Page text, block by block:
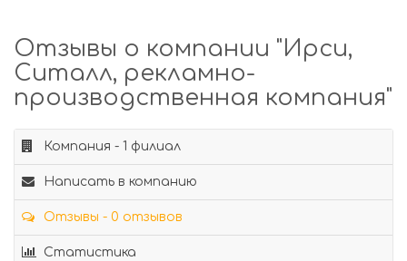
Отзывы о компании "Ирси,
Ситалл, рекламно-
производственная компания"
Компания - 1 филиал
Написать в компанию
Отзывы - 0 отзывов
Статистика